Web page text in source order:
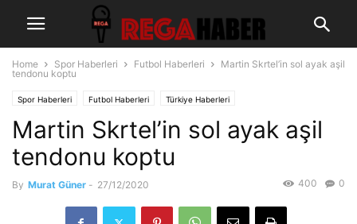
Home Spor Haberleri Futbol Haberleri
Martin Skrtel’in sol ayak aşil
tendonu koptu
Spor Haberleri Futbol Haberleri Türkiye Haberleri
Martin Skrtel’in sol ayak aşil
tendonu koptu
By Murat Güner - 27/12/2020 0
400